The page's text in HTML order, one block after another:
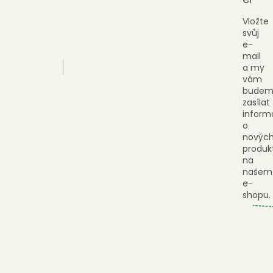
Vložte
svůj
e-
mail
a my
vám
zasílat
o
nových
na
našem
e-
shopu.